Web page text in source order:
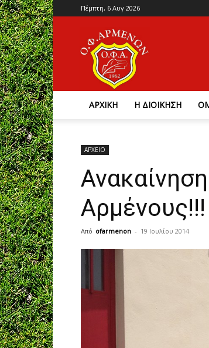
Πέμπτη, 6 Αυγ 2026
ΑΡΧΙΚΗ Η ΔΙΟΙΚΗΣΗ
ΑΡΧΕΙΟ
Αρμένους!!!
Από ofarmenon - 19 Ιουλίου 2014